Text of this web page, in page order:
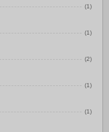
(1)
(1)
(2)
(1)
(1)